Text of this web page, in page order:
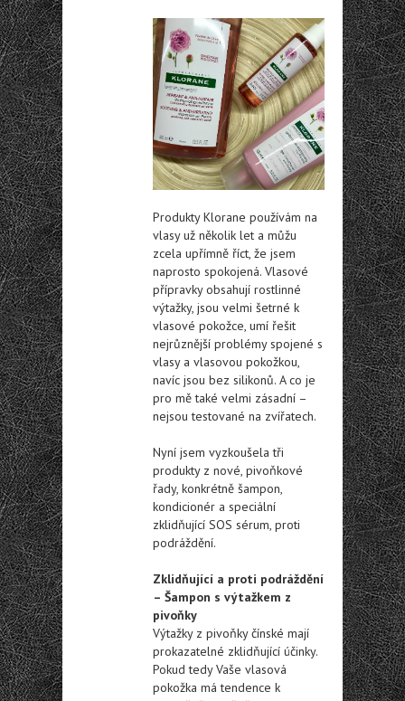
Produkty Klorane používám na
vlasy už několik let a můžu
zcela upřímně říct, že jsem
naprosto spokojená. Vlasové
přípravky obsahují rostlinné
výtažky, jsou velmi šetrné k
vlasové pokožce, umí řešit
nejrůznější problémy spojené s
vlasy a vlasovou pokožkou,
navíc jsou bez silikonů. A co je
pro mě také velmi zásadní –
nejsou testované na zvířatech.
Nyní jsem vyzkoušela tři
produkty z nové, pivoňkové
řady, konkrétně šampon,
kondicionér a speciální
zklidňující SOS sérum, proti
podráždění.
Zklidňující a proti podráždění
– Šampon s výtažkem z
pivoňky
Výtažky z pivoňky čínské mají
prokazatelné zklidňující účinky.
Pokud tedy Vaše vlasová
pokožka má tendence k